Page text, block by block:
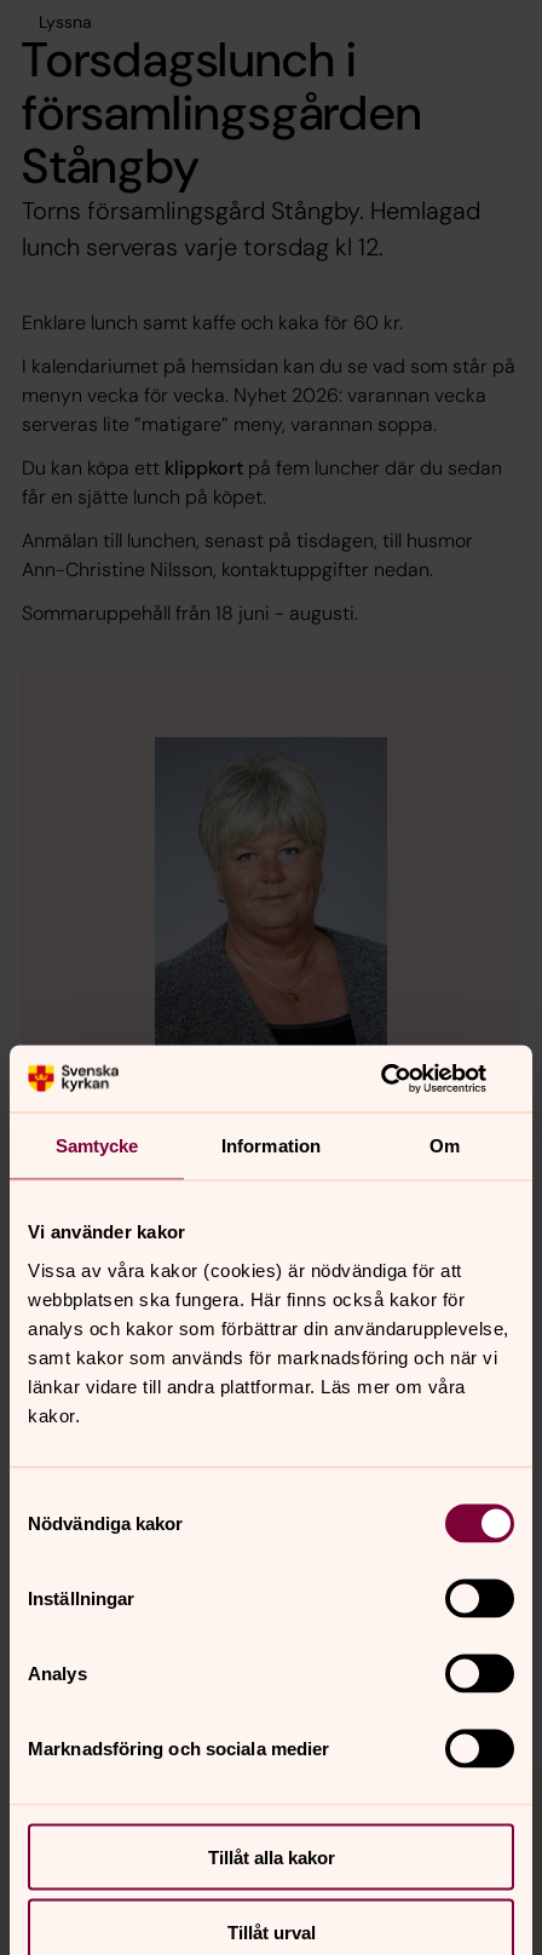
Samtycke Information Om
Vi använder kakor
Vissa av våra kakor (cookies) är nödvändiga för att
webbplatsen ska fungera. Här finns också kakor för
analys och kakor som förbättrar din användarupplevelse,
samt kakor som används för marknadsföring och när vi
länkar vidare till andra plattformar. Läs mer om våra
kakor.
Nödvändiga kakor
Inställningar
Analys
Marknadsföring och sociala medier
Tillåt alla kakor
Tillåt urval
Lyssna
Torsdagslunch i
församlingsgården
Stångby
Torns församlingsgård Stångby. Hemlagad
lunch serveras varje torsdag kl 12.
Enklare lunch samt kaffe och kaka för 60 kr.
I kalendariumet på hemsidan kan du se vad som står på
menyn vecka för vecka. Nyhet 2026: varannan vecka
serveras lite ”matigare” meny, varannan soppa.
Du kan köpa ett klippkort på fem luncher där du sedan
får en sjätte lunch på köpet.
Anmälan till lunchen, senast på tisdagen, till husmor
Ann-Christine Nilsson, kontaktuppgifter nedan.
Sommaruppehåll från 18 juni - augusti.
Församlingshemsvärdinna, Svenska kyrkan i Lund
E-post:ann-christine.nilsson@svenskakyrkan.se
Mer om Ann-Christine Nilsson
Församlingshemsvärdinna Norra Nöbbelöv och
Torns församlingar
Senast ändrad 29 maj 2026
Lund.Torn.forsamling@svenskakyrkan.se
Kontakt